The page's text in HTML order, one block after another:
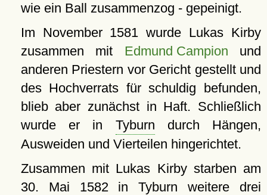
wie ein Ball zusammenzog - gepeinigt.
Im November 1581 wurde Lukas Kirby
zusammen mit Edmund Campion und
anderen Priestern vor Gericht gestellt und
des Hochverrats für schuldig befunden,
blieb aber zunächst in Haft. Schließlich
wurde er in Tyburn durch Hängen,
Ausweiden und Vierteilen hingerichtet.
Zusammen mit Lukas Kirby starben am
30. Mai 1582 inTyburn weitere drei